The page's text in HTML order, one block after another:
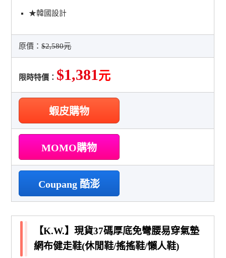
★韓國設計
原價：$2,580元
限時特價： $1,381元
蝦皮購物
MOMO購物
Coupang 酷澎
【K.W.】現貨37碼厚底免彎腰易穿氣墊
網布健走鞋(休閒鞋/搖搖鞋/懶人鞋)